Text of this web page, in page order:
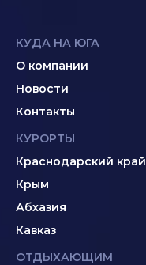
КУДА НА ЮГА
О компании
Новости
Контакты
КУРОРТЫ
Краснодарский край
Крым
Абхазия
Кавказ
ОТДЫХАЮЩИМ